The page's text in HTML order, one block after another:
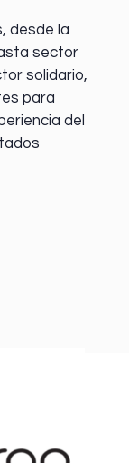
desde la
sector
solidario,
para
del